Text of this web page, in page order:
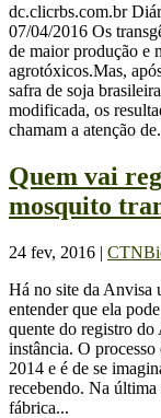
dc.clicrbs.com.br
07/04/2016 Os
de maior produção e
agrotóxicos.Mas,
safra de soja
modificada, os
chamam a atenção
Quem vai
mosquito
24 fev, 2016 |
Há no site da Anvisa
entender que ela
quente do registro do
instância. O processo
2014 e é de se
recebendo. Na
fábrica...